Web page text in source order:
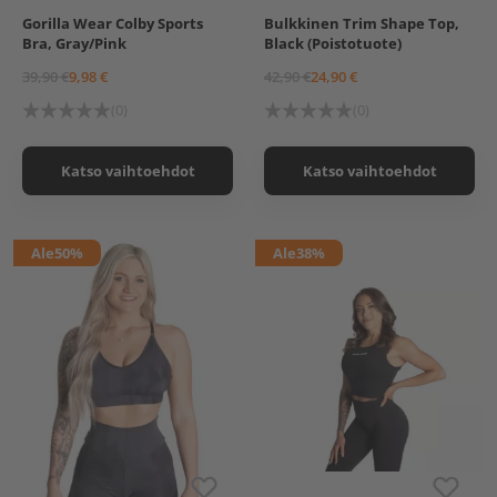
XS S M L
Gorilla Wear Colby Sports
Bra, Gray/Pink
39,90 €9,98 €
Katso vaihtoehdot
XS L
Bulkkinen Trim Shape Top,
Black (Poistotuote)
42,90 €24,90 €
Katso vaihtoehdot
Ale50% Ale38%